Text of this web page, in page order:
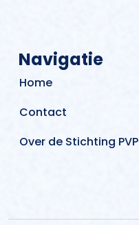
Navigatie
Home
Contact
Over de Stichting PVP